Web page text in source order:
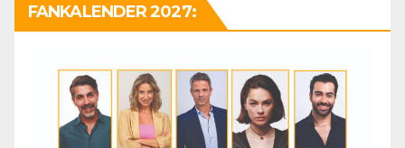
FANKALENDER 2027: